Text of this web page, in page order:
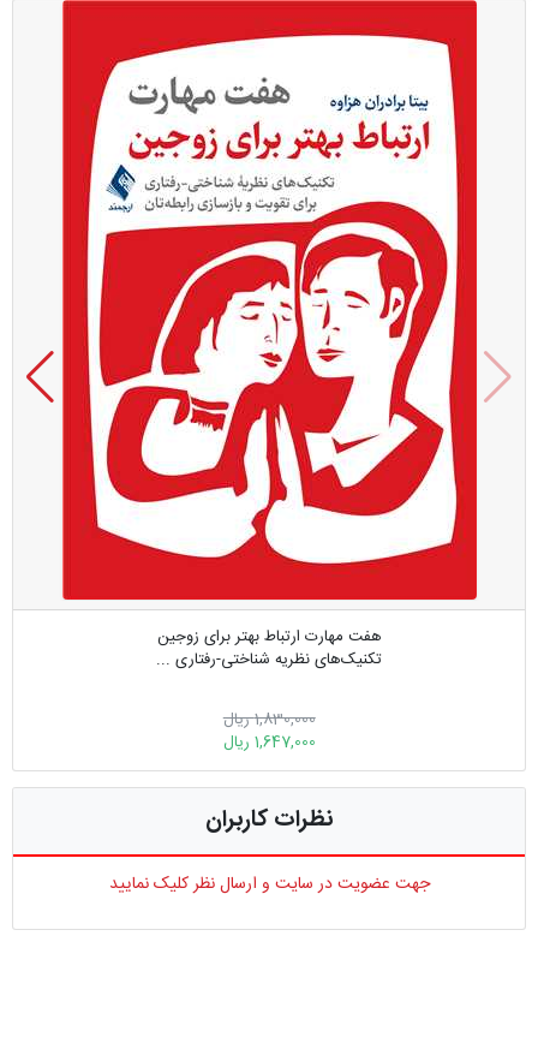
هفت مهارت ارتباط بهتر برای زوجین
تکنیک‌های نظریه شناختی-رفتاری ...
1,830,000 ریال
1,647,000 ریال
نظرات کاربران
جهت عضویت در سایت و ارسال نظر کلیک نمایید